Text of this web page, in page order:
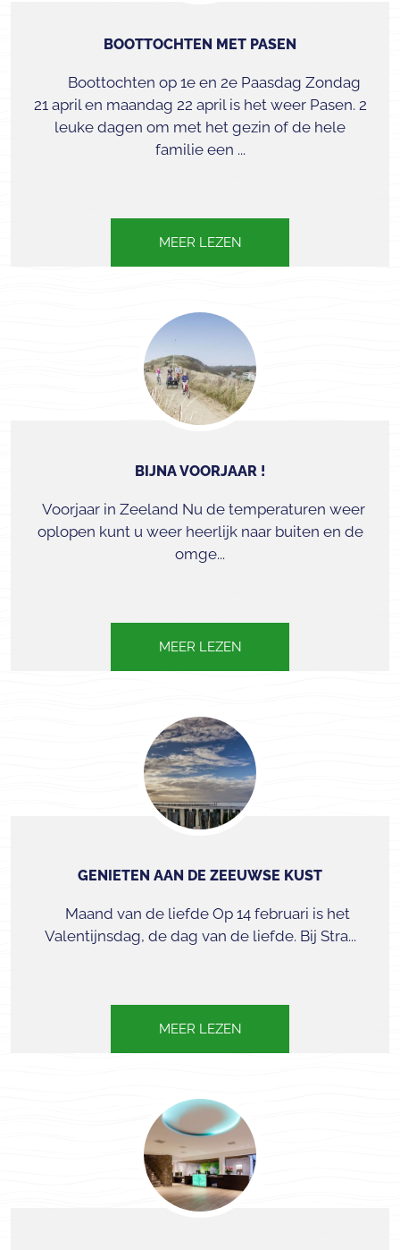
BOOTTOCHTEN MET PASEN
Boottochten op 1e en 2e Paasdag Zondag
21 april en maandag 22 april is het weer Pasen. 2
leuke dagen om met het gezin of de hele
familie een ...
MEER LEZEN
BIJNA VOORJAAR !
Voorjaar in Zeeland Nu de temperaturen weer
oplopen kunt u weer heerlijk naar buiten en de
omge...
MEER LEZEN
GENIETEN AAN DE ZEEUWSE KUST
Maand van de liefde Op 14 februari is het
Valentijnsdag, de dag van de liefde. Bij Stra...
MEER LEZEN